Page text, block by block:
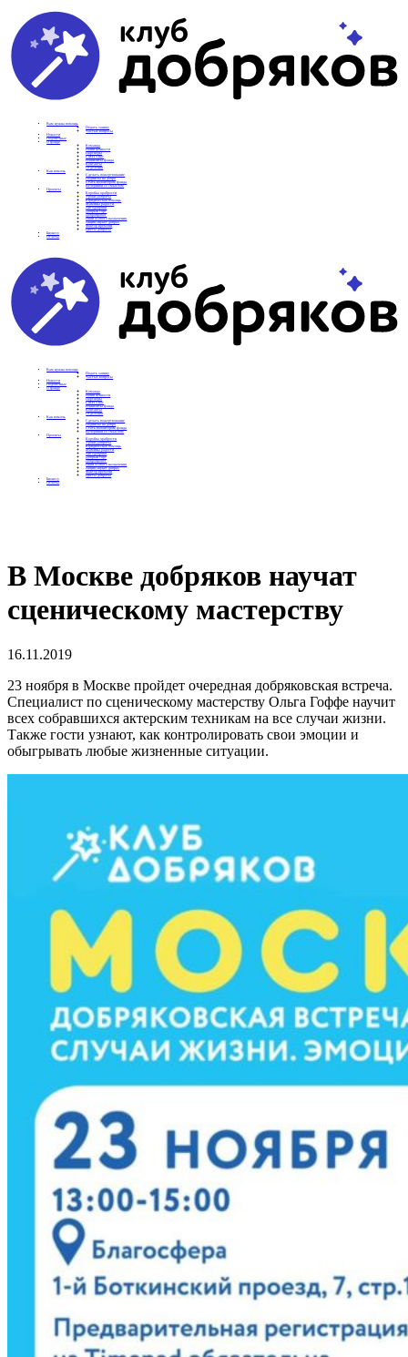
Вам нужна помощь
Подать заявку
Частые вопросы
Новости
Подопечные
О фонде
Команда
Наши ценности
Партнеры
СМИ о нас
Реквизиты фонда
Контакты
Отделения
Как помочь
Сделать пожертвование
Подписка на добро
Стать волонтером фонда
Вечеринки со смыслом
Проекты
Коробка храбрости
Уроки Доброты
Юридическая помощь
Мамины радости
Автодобряки
Добрый торт
Добропробег
Няни особого назначения
Акция «Букет добра»
Фактор времени
Цветы доброты
Бизнесу
Отчеты
Вам нужна помощь
Подать заявку
Частые вопросы
Новости
Подопечные
О фонде
Команда
Наши ценности
Партнеры
СМИ о нас
Реквизиты фонда
Контакты
Отделения
Как помочь
Сделать пожертвование
Подписка на добро
Стать волонтером фонда
Вечеринки со смыслом
Проекты
Коробка храбрости
Уроки Доброты
Юридическая помощь
Мамины радости
Автодобряки
Добрый торт
Добропробег
Няни особого назначения
Акция «Букет добра»
Фактор времени
Цветы доброты
Бизнесу
Отчеты
В Москве добряков научат
сценическому мастерству
16.11.2019
23 ноября в Москве пройдет очередная добряковская встреча.
Специалист по сценическому мастерству Ольга Гоффе научит
всех собравшихся актерским техникам на все случаи жизни.
Также гости узнают, как контролировать свои эмоции и
обыгрывать любые жизненные ситуации.